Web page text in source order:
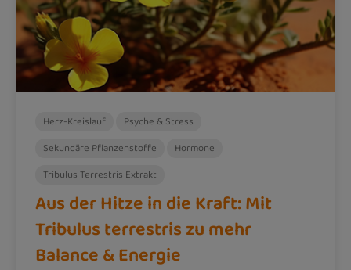
Herz-Kreislauf
Psyche & Stress
Sekundäre Pflanzenstoffe
Hormone
Tribulus Terrestris Extrakt
Aus der Hitze in die Kraft: Mit
Tribulus terrestris zu mehr
Balance & Energie